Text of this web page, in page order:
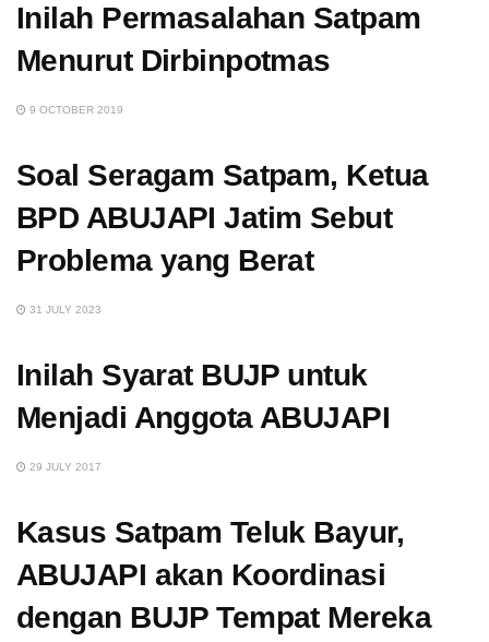
Inilah Permasalahan Satpam
Menurut Dirbinpotmas
9 OCTOBER 2019
Soal Seragam Satpam, Ketua
BPD ABUJAPI Jatim Sebut
Problema yang Berat
31 JULY 2023
Inilah Syarat BUJP untuk
Menjadi Anggota ABUJAPI
29 JULY 2017
Kasus Satpam Teluk Bayur,
ABUJAPI akan Koordinasi
dengan BUJP Tempat Mereka